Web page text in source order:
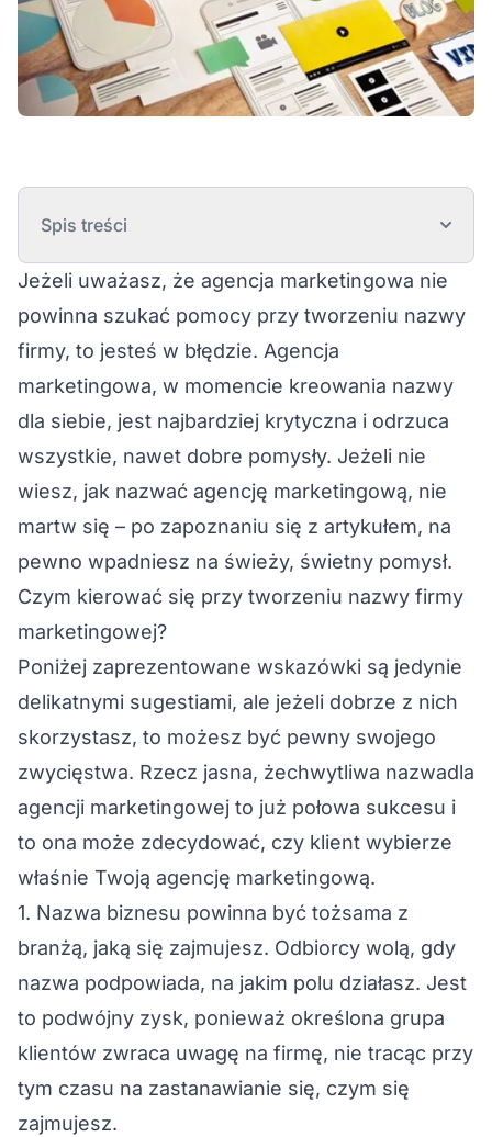
Spis treści
Jeżeli uważasz, że agencja marketingowa nie
powinna szukać pomocy przy tworzeniu nazwy
firmy, to jesteś w błędzie. Agencja
marketingowa, w momencie kreowania nazwy
dla siebie, jest najbardziej krytyczna i odrzuca
wszystkie, nawet dobre pomysły. Jeżeli nie
wiesz, jak nazwać agencję marketingową, nie
martw się – po zapoznaniu się z artykułem, na
pewno wpadniesz na świeży, świetny pomysł.
Czym kierować się przy tworzeniu nazwy firmy
marketingowej?
Poniżej zaprezentowane wskazówki są jedynie
delikatnymi sugestiami, ale jeżeli dobrze z nich
skorzystasz, to możesz być pewny swojego
zwycięstwa. Rzecz jasna, żechwytliwa nazwadla
agencji marketingowej to już połowa sukcesu i
to ona może zdecydować, czy klient wybierze
właśnie Twoją agencję marketingową.
1. Nazwa biznesu powinna być tożsama z
branżą, jaką się zajmujesz. Odbiorcy wolą, gdy
nazwa podpowiada, na jakim polu działasz. Jest
to podwójny zysk, ponieważ określona grupa
klientów zwraca uwagę na firmę, nie tracąc przy
tym czasu na zastanawianie się, czym się
zajmujesz.